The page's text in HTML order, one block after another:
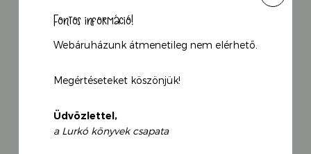
Fontos információ!
Webáruházunk átmenetileg nem elérhető.
Megértéseteket köszönjük!
Üdvözlettel,
a Lurkó könyvek csapata
Örökké szeretlek
2 490
price
was:
2 092FtCurrent
price